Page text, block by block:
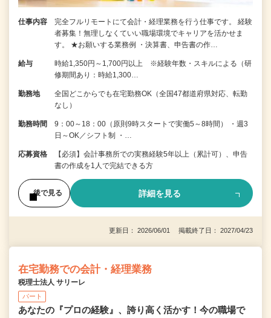
仕事内容
完全フルリモートにて会計・経理業務を行う仕事です。 経験
者募集！無理しなくていい職場環境でキャリアを活かせま
す。 ★お願いする業務例 ・決算書、申告書の作…
給与
時給1,350円～1,700円以上 ※経験年数・スキルによる（研
修期間あり：時給1,300…
勤務地
全国どこからでも在宅勤務OK（全国47都道府県対応、転勤
なし）
勤務時間
9：00～18：00（原則9時スタートで実働5～8時間） ・週3
日～OK／シフト制 ・…
応募資格
【必須】会計事務所での実務経験5年以上（累計可）、申告
書の作成を1人で完結できる方
後で見る 詳細を見る
更新日： 2026/06/01 掲載終了日： 2027/04/23
在宅勤務での会計・経理業務
税理士法人 サリーレ
パート
あなたの『プロの経験』、誇り高く活かす！今の職場で